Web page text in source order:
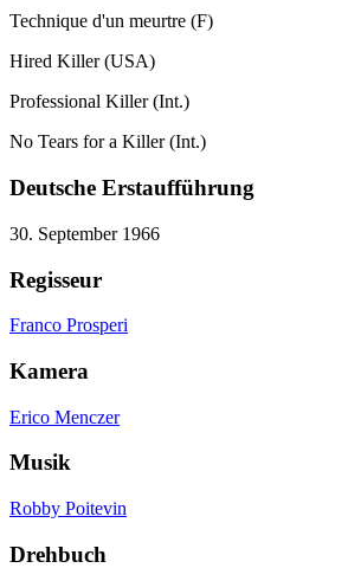
Technique d'un meurtre (F)
Hired Killer (USA)
Professional Killer (Int.)
No Tears for a Killer (Int.)
Deutsche Erstaufführung
30. September 1966
Regisseur
Franco Prosperi
Kamera
Erico Menczer
Musik
Robby Poitevin
Drehbuch